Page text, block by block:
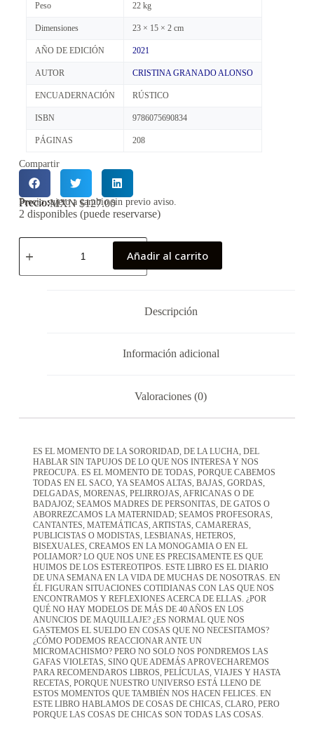
Peso 22 kg
Dimensiones 23 × 15 × 2 cm
AÑO DE EDICIÓN 2021
AUTOR CRISTINA GRANADO ALONSO
ENCUADERNACIÓN RÚSTICO
ISBN 9786075690834
PÁGINAS 208
Compartir
Precio:MXN $127.00
Precio sujeto a cambio sin previo aviso.
2 disponibles (puede reservarse)
Añadir al carrito
Descripción
Información adicional
Valoraciones (0)
ES EL MOMENTO DE LA SORORIDAD, DE LA LUCHA, DEL
HABLAR SIN TAPUJOS DE LO QUE NOS INTERESA Y NOS
PREOCUPA. ES EL MOMENTO DE TODAS, PORQUE CABEMOS
TODAS EN EL SACO, YA SEAMOS ALTAS, BAJAS, GORDAS,
DELGADAS, MORENAS, PELIRROJAS, AFRICANAS O DE
BADAJOZ; SEAMOS MADRES DE PERSONITAS, DE GATOS O
ABORREZCAMOS LA MATERNIDAD; SEAMOS PROFESORAS,
CANTANTES, MATEMÁTICAS, ARTISTAS, CAMARERAS,
PUBLICISTAS O MODISTAS, LESBIANAS, HETEROS,
BISEXUALES, CREAMOS EN LA MONOGAMIA O EN EL
POLIAMOR? LO QUE NOS UNE ES PRECISAMENTE ES QUE
HUIMOS DE LOS ESTEREOTIPOS. ESTE LIBRO ES EL DIARIO
DE UNA SEMANA EN LA VIDA DE MUCHAS DE NOSOTRAS. EN
ÉL FIGURAN SITUACIONES COTIDIANAS CON LAS QUE NOS
ENCONTRAMOS Y REFLEXIONES ACERCA DE ELLAS. ¿POR
QUÉ NO HAY MODELOS DE MÁS DE 40 AÑOS EN LOS
ANUNCIOS DE MAQUILLAJE? ¿ES NORMAL QUE NOS
GASTEMOS EL SUELDO EN COSAS QUE NO NECESITAMOS?
¿CÓMO PODEMOS REACCIONAR ANTE UN
MICROMACHISMO? PERO NO SOLO NOS PONDREMOS LAS
GAFAS VIOLETAS, SINO QUE ADEMÁS APROVECHAREMOS
PARA RECOMENDAROS LIBROS, PELÍCULAS, VIAJES Y HASTA
RECETAS, PORQUE NUESTRO UNIVERSO ESTÁ LLENO DE
ESTOS MOMENTOS QUE TAMBIÉN NOS HACEN FELICES. EN
ESTE LIBRO HABLAMOS DE COSAS DE CHICAS, CLARO, PERO
PORQUE LAS COSAS DE CHICAS SON TODAS LAS COSAS.